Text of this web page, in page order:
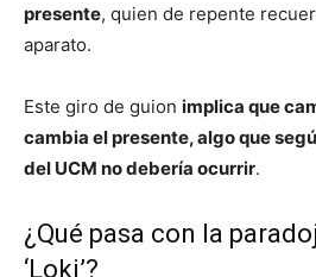
presente, quien de repente
aparato.
Este giro de guion implica que
cambia el presente, algo que
del UCM no debería ocurrir.
¿Qué pasa con la
‘Loki’?